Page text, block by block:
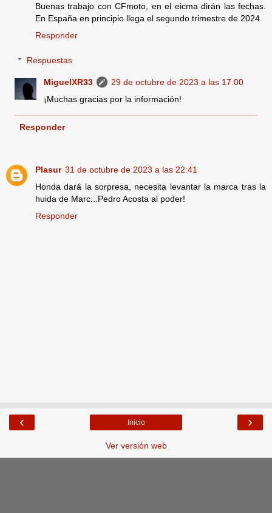
Buenas trabajo con CFmoto, en el eicma dirán las fechas.
En España en principio llega el segundo trimestre de 2024
Responder
Respuestas
MiguelXR33
29 de octubre de 2023 a las 17:00
¡Muchas gracias por la información!
Responder
Plasur 31 de octubre de 2023 a las 22:41
Honda dará la sorpresa, necesita levantar la marca tras la
huida de Marc...Pedro Acosta al poder!
Responder
‹ ›
Inicio
Ver versión web